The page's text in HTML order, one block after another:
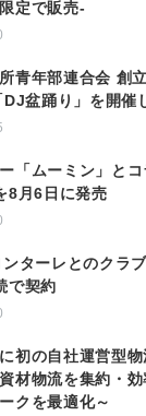
定で販売-
青年部連合会 創
盆踊り」を開催
「ムーミン」とコ
8月6日に発売
ターレとのクラ
で契約
初の自社運営型物
材物流を集約・
クを最適化～